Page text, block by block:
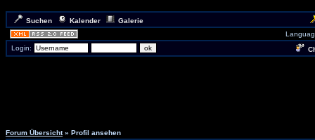
Suchen Kalender
Galerie
Login:
Forum Übersicht» Profil ansehen